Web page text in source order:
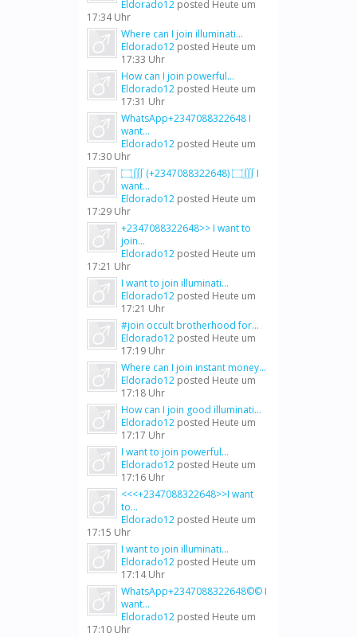
Eldorado12 posted Heute um
17:34 Uhr
Where can I join illuminati...
Eldorado12 posted Heute um
17:33 Uhr
How can I join powerful...
Eldorado12 posted Heute um
17:31 Uhr
WhatsApp+2347088322648 I
want...
Eldorado12 posted Heute um
17:30 Uhr
۝∭ (+2347088322648) ۝∭ I
want...
Eldorado12 posted Heute um
17:29 Uhr
+2347088322648>> I want to
join...
Eldorado12 posted Heute um
17:21 Uhr
I want to join illuminati...
Eldorado12 posted Heute um
17:21 Uhr
#join occult brotherhood for...
Eldorado12 posted Heute um
17:19 Uhr
Where can I join instant money...
Eldorado12 posted Heute um
17:18 Uhr
How can I join good illuminati...
Eldorado12 posted Heute um
17:17 Uhr
I want to join powerful...
Eldorado12 posted Heute um
17:16 Uhr
<<<+2347088322648>>I want
to...
Eldorado12 posted Heute um
17:15 Uhr
I want to join illuminati...
Eldorado12 posted Heute um
17:14 Uhr
WhatsApp+2347088322648©© I
want...
Eldorado12 posted Heute um
17:10 Uhr